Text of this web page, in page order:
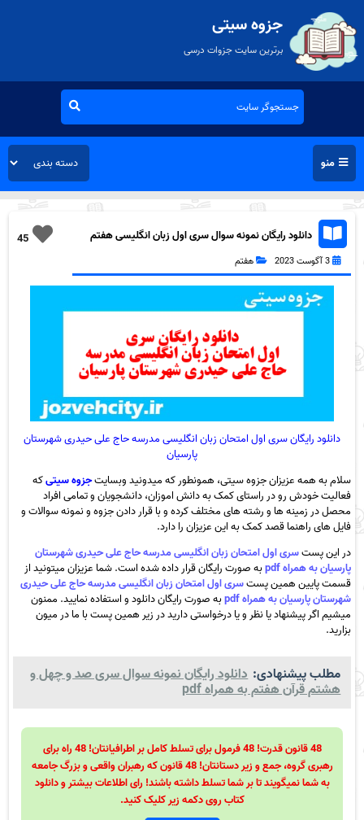
جزوه سیتی
برترین سایت جزوات درسی
منو
45
دانلود رایگان نمونه سوال سری اول زبان انگلیسی هفتم
3 آگوست 2023 هفتم
دانلود رایگان سری اول امتحان زبان انگلیسی مدرسه حاج علی حیدری شهرستان
پارسیان
سلام به همه عزیزان جزوه سیتی، همونطور که میدونید وبسایتجزوه سیتیکه
فعالیت خودش رو در راستای کمک به دانش اموزان، دانشجویان و تمامی افراد
محصل در زمینه ها و رشته های مختلف کرده و با قرار دادن جزوه و نمونه سوالات و
فایل های راهنما قصد کمک به این عزیزان را دارد.
در این پستسری اول امتحان زبان انگلیسی مدرسه حاج علی حیدری شهرستان
پارسیان به همراه pdf
به صورت رایگان قرار داده شده است. شما عزیزان میتونید از
قسمت پایین همین پستسری اول امتحان زبان انگلیسی مدرسه حاج علی حیدری
شهرستان پارسیان به همراه pdf
به صورت رایگان دانلود و استفاده نمایید. ممنون
میشیم اگر پیشنهاد یا نظر و یا درخواستی دارید در زیر همین پست با ما در میون
بزارید.
مطلب پیشنهادی: دانلود رایگان نمونه سوال سری صد و چهل و
هشتم قرآن هفتم به همراه pdf
48 قانون قدرت! 48 فرمول برای تسلط کامل بر اطرافیانتان! 48 راه برای
رهبری گروه، جمع و زیر دستانتان! 48 قانون که رهبران واقعی و بزرگ جامعه
به شما نمیگویند تا بر شما تسلط داشته باشند! رای اطلاعات بیشتر و دانلود
کتاب روی دکمه زیر کلیک کنید.